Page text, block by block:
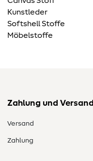
Kunstleder
Softshell Stoffe
Möbelstoffe
Zahlung und Versand
Versand
Zahlung